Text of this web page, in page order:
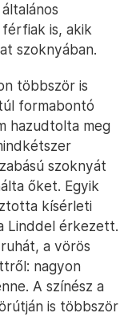
is, akik
szoknyában.
többször is
formabontó
hazudtolta meg
szoknyát
őket. Egyik
kísérleti
Linddel érkezett.
a vörös
nagyon
A színész a
is többször